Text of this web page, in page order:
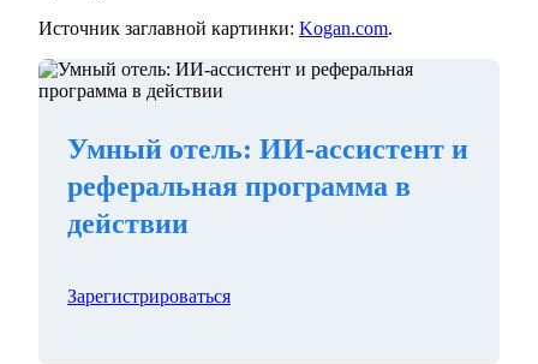
Источник заглавной картинки: Kogan.com.
Умный отель: ИИ-ассистент и
реферальная программа в
действии
Зарегистрироваться